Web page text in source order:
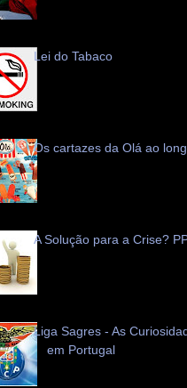
Lei do Tabaco
Os cartazes da Olá ao
A Solução para a Crise?
Liga Sagres - As
em Portugal